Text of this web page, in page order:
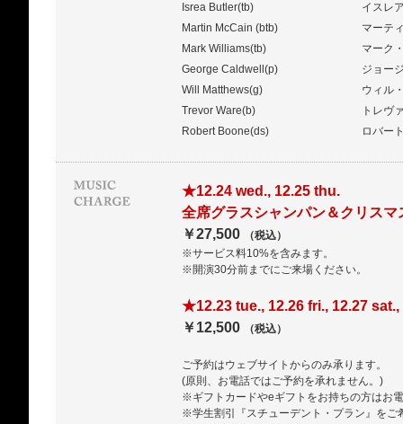
Isrea Butler(tb)
イスレ
Martin McCain (btb)
マーテ
Mark Williams(tb)
マーク
George Caldwell(p)
ジョー
Will Matthews(g)
ウィル
Trevor Ware(b)
トレヴ
Robert Boone(ds)
ロバー
★12.24 wed., 12.25 thu.
全席グラスシャンパン＆クリス
￥27,500
（税込）
※サービス料10%を含みます。
※開演30分前までにご来場ください。
★12.23 tue., 12.26 fri., 12.27 sat.,
￥12,500
（税込）
ご予約はウェブサイトからのみ承ります。
(原則、お電話ではご予約を承れません。)
※ギフトカードやeギフトをお持ちの方はお
※学生割引『スチューデント・プラン』をご